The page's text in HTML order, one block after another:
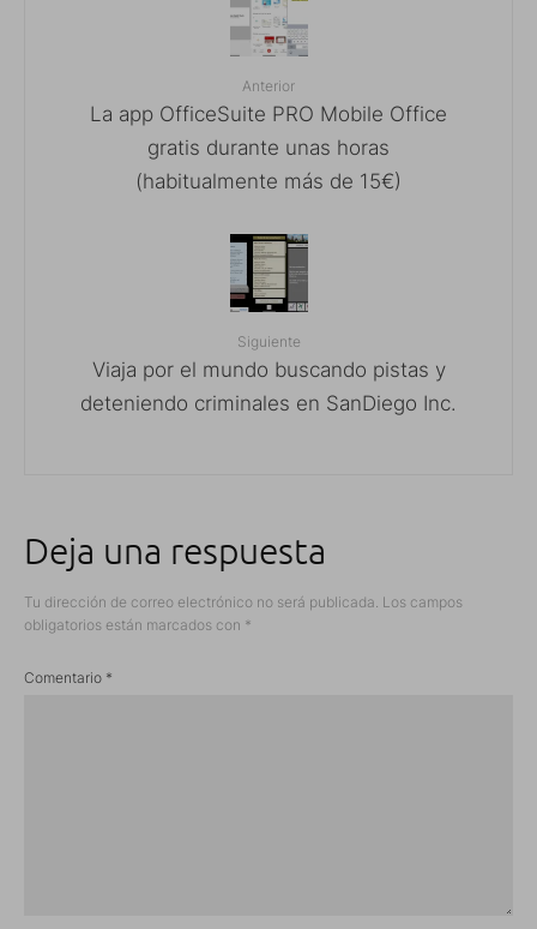
Anterior
La app OfficeSuite PRO Mobile Office
gratis durante unas horas
(habitualmente más de 15€)
Siguiente
Viaja por el mundo buscando pistas y
deteniendo criminales en SanDiego Inc.
Deja una respuesta
Tu dirección de correo electrónico no será publicada. Los campos
obligatorios están marcados con *
Comentario *